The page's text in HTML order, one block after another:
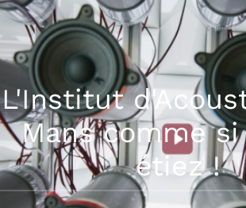
L'Institut
Mans comme si
étiez !